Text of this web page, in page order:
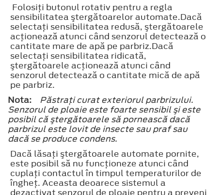
Folosiţi butonul rotativ pentru a regla
sensibilitatea ştergătoarelor automate.Dacă
selectaţi sensibilitatea redusă, ştergătoarele
acţionează atunci când senzorul detectează o
cantitate mare de apă pe parbriz.Dacă
selectaţi sensibilitatea ridicată,
ştergătoarele acţionează atunci când
senzorul detectează o cantitate mică de apă
pe parbriz.
Nota:
Păstraţi curat exteriorul parbrizului.
Senzorul de ploaie este foarte sensibil şi este
posibil că ştergătoarele să pornească dacă
parbrizul este lovit de insecte sau praf sau
dacă se produce condens.
Dacă lăsaţi ştergătoarele automate pornite,
este posibil să nu funcţioneze atunci când
cuplaţi contactul în timpul temperaturilor de
îngheţ. Aceasta deoarece sistemul a
dezactivat senzorul de ploaie pentru a preveni